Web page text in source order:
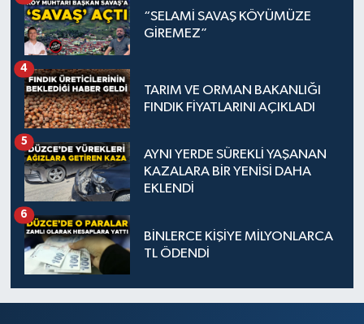
“SELAMİ SAVAŞ KÖYÜMÜZE
GİREMEZ”
TARIM VE ORMAN BAKANLIĞI
FINDIK FİYATLARINI AÇIKLADI
4
AYNI YERDE SÜREKLİ YAŞANAN
KAZALARA BİR YENİSİ DAHA
EKLENDİ
5
BİNLERCE KİŞİYE MİLYONLARCA
TL ÖDENDİ
6